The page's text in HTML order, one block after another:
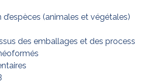
d’espèces (animales et végétales)
des emballages et des process